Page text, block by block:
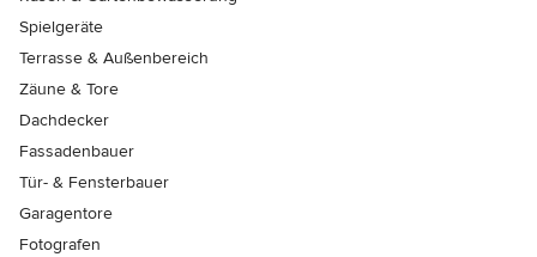
Spielgeräte
Terrasse & Außenbereich
Zäune & Tore
Dachdecker
Fassadenbauer
Tür- & Fensterbauer
Garagentore
Fotografen